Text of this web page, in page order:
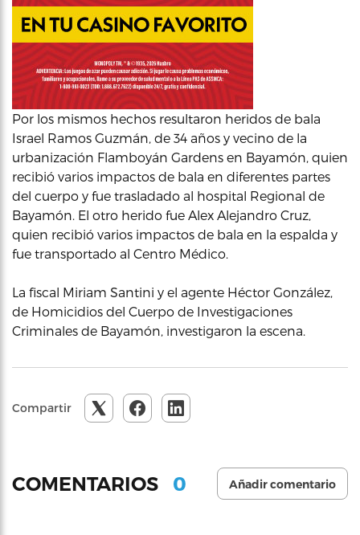
Por los mismos hechos resultaron heridos de bala
Israel Ramos Guzmán, de 34 años y vecino de la
urbanización Flamboyán Gardens en Bayamón, quien
recibió varios impactos de bala en diferentes partes
del cuerpo y fue trasladado al hospital Regional de
Bayamón. El otro herido fue Alex Alejandro Cruz,
quien recibió varios impactos de bala en la espalda y
fue transportado al Centro Médico.
La fiscal Miriam Santini y el agente Héctor González,
de Homicidios del Cuerpo de Investigaciones
Criminales de Bayamón, investigaron la escena.
Compartir
COMENTARIOS 0 Añadir comentario